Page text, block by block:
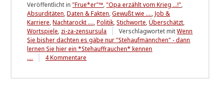
Veröffentlicht in"Frue*er"™,"Opa erzählt vom Krieg ...!",
Absurditäten,Daten & Fakten,Gewußt wie ....,Job &
Karriere,Nachtarockt ....,Politik,Stichworte,Überschätzt,
Wortspiele, zi-za-zensursula Verschlagwortet mitWenn
Sie bisher dachten es gäbe nur "Stehaufmännchen" - dann
lernen Sie hier ein *Stehauffrauchen* kennen
....
4 Kommentare